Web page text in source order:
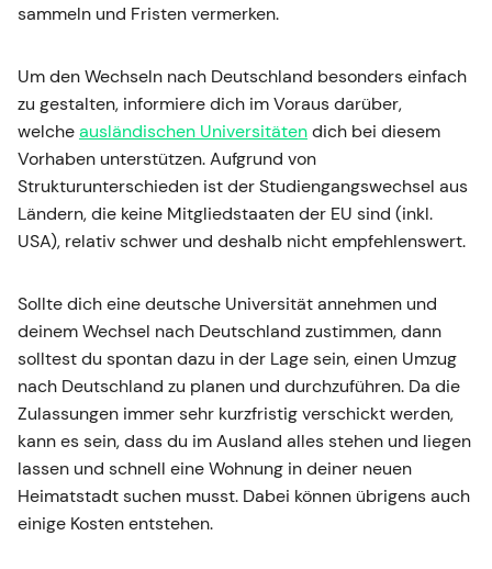
sammeln und Fristen vermerken.
Um den Wechseln nach Deutschland besonders einfach
zu gestalten, informiere dich im Voraus darüber,
welcheausländischen Universitätendich bei diesem
Vorhaben unterstützen. Aufgrund von
Strukturunterschieden ist der Studiengangswechsel aus
Ländern, die keine Mitgliedstaaten der EU sind (inkl.
USA), relativ schwer und deshalb nicht empfehlenswert.
Sollte dich eine deutsche Universität annehmen und
deinem Wechsel nach Deutschland zustimmen, dann
solltest du spontan dazu in der Lage sein, einen Umzug
nach Deutschland zu planen und durchzuführen. Da die
Zulassungen immer sehr kurzfristig verschickt werden,
kann es sein, dass du im Ausland alles stehen und liegen
lassen und schnell eine Wohnung in deiner neuen
Heimatstadt suchen musst. Dabei können übrigens auch
einige Kosten entstehen.